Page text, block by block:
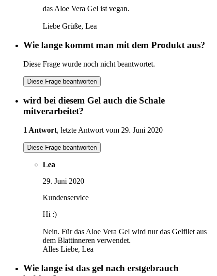
das Aloe Vera Gel ist vegan.
Liebe Grüße, Lea
Wie lange kommt man mit dem Produkt aus?
Diese Frage wurde noch nicht beantwortet.
Diese Frage beantworten
wird bei diesem Gel auch die Schale
mitverarbeitet?
1 Antwort, letzte Antwort vom 29. Juni 2020
Diese Frage beantworten
Lea
29. Juni 2020
Kundenservice
Hi :)
Nein. Für das Aloe Vera Gel wird nur das Gelfilet aus
dem Blattinneren verwendet.
Alles Liebe, Lea
Wie lange ist das gel nach erstgebrauch